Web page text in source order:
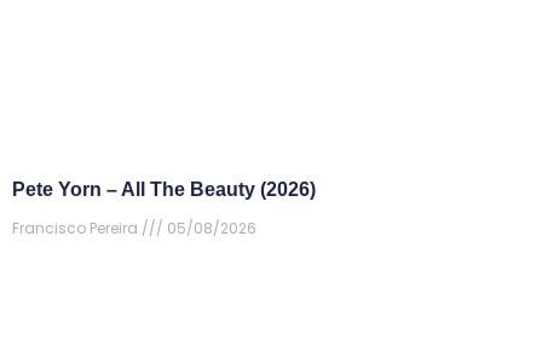
Pete Yorn – All The Beauty (2026)
Francisco Pereira
05/08/2026